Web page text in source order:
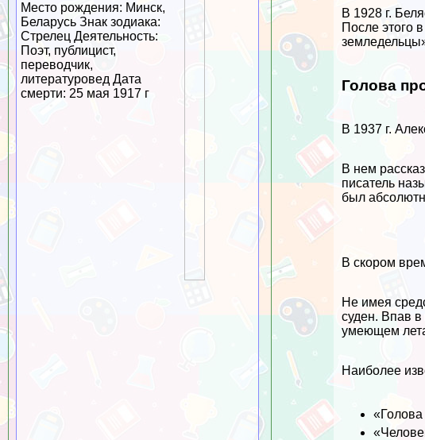
В 1928 г.
После этого
Голова
В 1937 г.
В нем
писатель
был
В скором
Не имея
суден. Впав
умеющем
Наиболее
Место рождения: Минск,
Беларусь Знак зодиака:
Стрелец Деятельность:
Поэт, публицист,
переводчик,
литературовед Дата
cмepти: 25 мая 1917 г